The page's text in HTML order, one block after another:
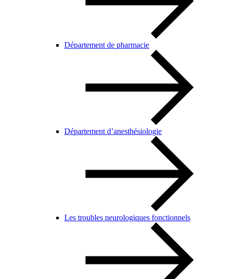
Département de pharmacie
Département d’anesthésiologie
Les troubles neurologiques fonctionnels